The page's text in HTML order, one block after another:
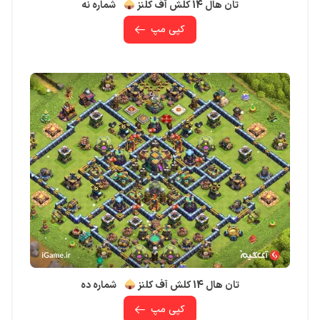
تان هال 14 کلش آف کلنز
شماره نه
کپی مپ
تان هال 14 کلش آف کلنز
شماره ده
کپی مپ